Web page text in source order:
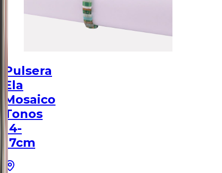
Pulsera
Ela
Mosaico
Tonos
14-
17cm